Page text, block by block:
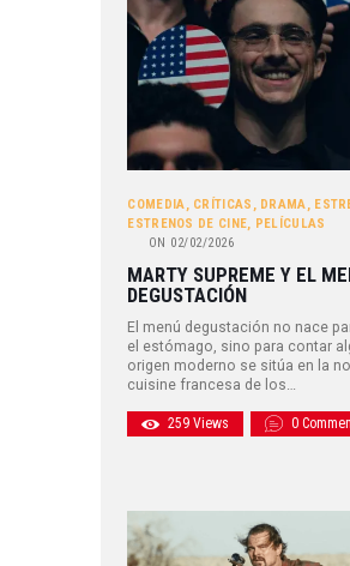
COMEDIA, CRÍTICAS , DRAMA,
ESTRENOS DE CINE, PELÍCULAS
ON 02/02/2026
MARTY SUPREME Y EL
DEGUSTACIÓN
El menú degustación no nace
el estómago, sino para contar
origen moderno se sitúa en la
cuisine francesa de los…
259 Views 0